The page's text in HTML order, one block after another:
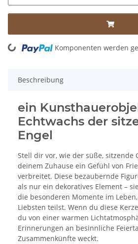
Komponenten werden
Beschreibung
ein
Echtwachs der
Engel
Stell dir vor, wie der süße, sitzende
deinem Zuhause ein Gefühl von
verbreitet. Diese bezaubernde
als nur ein dekoratives Element –
die besonderen Momente im
Liebsten teilst. Wenn du diese
du von einer warmen
Erinnerungen an besinnliche
Zusammenkünfte weckt.